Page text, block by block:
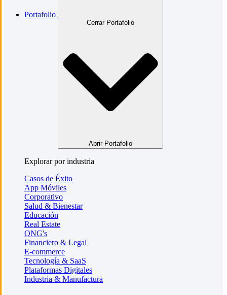
Portafolio
Cerrar Portafolio
Abrir Portafolio
Explorar por industria
Casos de Éxito
App Móviles
Corporativo
Salud & Bienestar
Educación
Real Estate
ONG's
Financiero & Legal
E-commerce
Tecnología & SaaS
Plataformas Digitales
Industria & Manufactura